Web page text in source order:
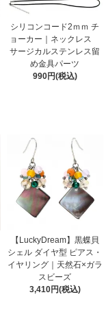
シリコンコード2ｍｍ チ
ョーカー｜ネックレス
サージカルステンレス留
め金具パーツ
990円(税込)
【LuckyDream】黒蝶貝
シェル ダイヤ型 ピアス・
イヤリング｜天然石×ガラ
スビーズ
3,410円(税込)